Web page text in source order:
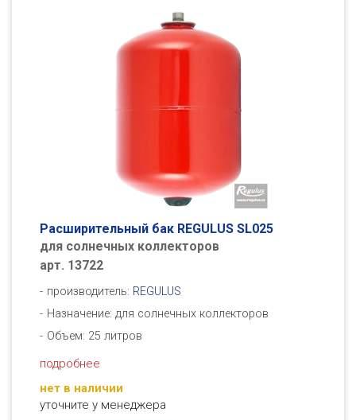
Расширительный бак REGULUS SL025
для солнечных коллекторов
арт. 13722
производитель: REGULUS
Назначение: для солнечных коллекторов
Объем: 25 литров
подробнее
нет в наличии
уточните у менеджера